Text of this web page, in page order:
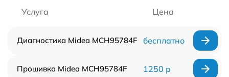
Услуга Цена
Диагностика Midea MCH95784F бесплатно
Прошивка Midea MCH95784F 1250 р